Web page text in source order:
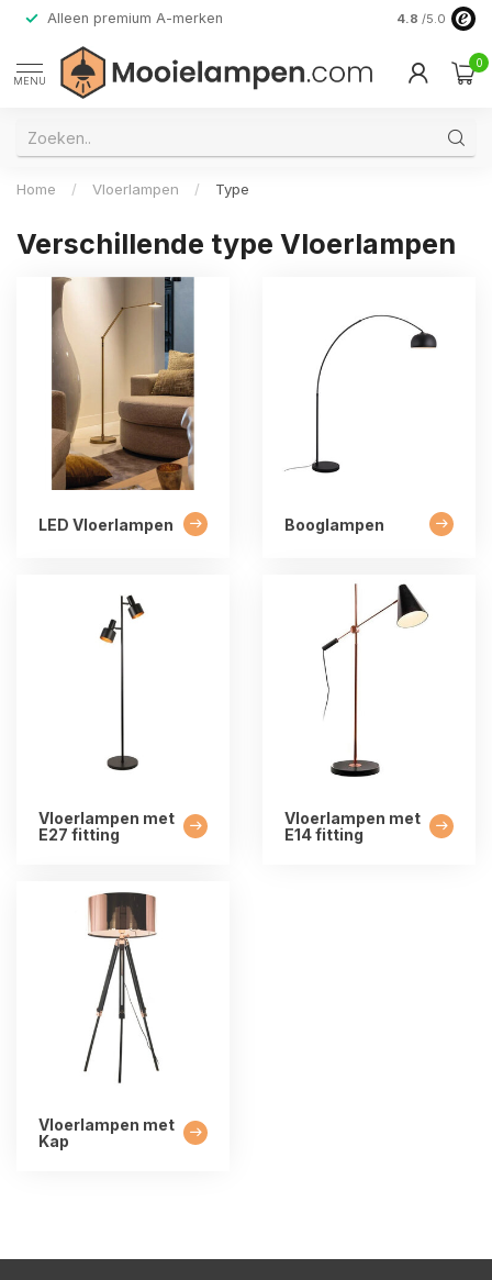
Alleen premium A-merken 4.8 /5.0
MENU
0
Home / Vloerlampen / Type
Verschillende type Vloerlampen
LED Vloerlampen Booglampen
Vloerlampen met
E27 fitting
Vloerlampen met
E14 fitting
Vloerlampen met
Kap